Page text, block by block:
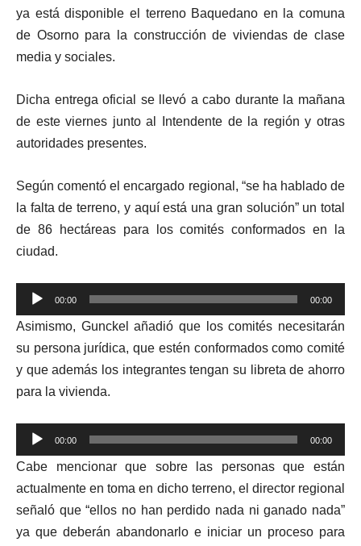
ya está disponible el terreno Baquedano en la comuna
de Osorno para la construcción de viviendas de clase
media y sociales.
Dicha entrega oficial se llevó a cabo durante la mañana
de este viernes junto al Intendente de la región y otras
autoridades presentes.
Según comentó el encargado regional, “se ha hablado de
la falta de terreno, y aquí está una gran solución” un total
de 86 hectáreas para los comités conformados en la
ciudad.
Reproductor
de
audio
00:00 00:00
Asimismo, Gunckel añadió que los comités necesitarán
su persona jurídica, que estén conformados como comité
y que además los integrantes tengan su libreta de ahorro
para la vivienda.
Reproductor
de
audio
00:00 00:00
Cabe mencionar que sobre las personas que están
actualmente en toma en dicho terreno, el director regional
señaló que “ellos no han perdido nada ni ganado nada”
ya que deberán abandonarlo e iniciar un proceso para